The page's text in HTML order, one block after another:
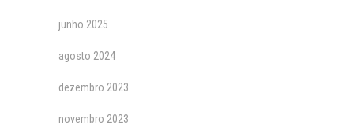
junho 2025
agosto 2024
dezembro 2023
novembro 2023